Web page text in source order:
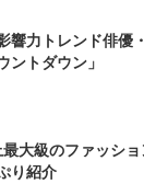
響力トレンド俳優
ントダウン」
大級のファッシ
り紹介